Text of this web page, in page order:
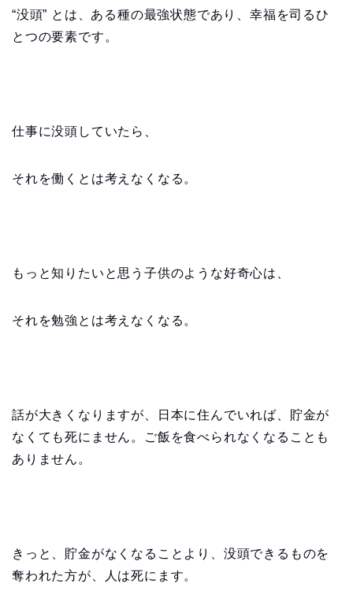
“没頭” とは、ある種の最強状態であり、幸福を司るひ
とつの要素です。
仕事に没頭していたら、
それを働くとは考えなくなる。
もっと知りたいと思う子供のような好奇心は、
それを勉強とは考えなくなる。
話が大きくなりますが、日本に住んでいれば、貯金が
なくても死にません。ご飯を食べられなくなることも
ありません。
きっと、貯金がなくなることより、没頭できるものを
奪われた方が、人は死にます。